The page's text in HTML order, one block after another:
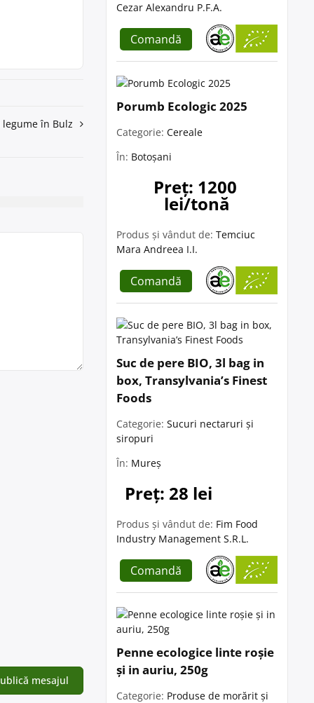
legume în Bulz
Cezar Alexandru P.F.A.
Comandă
Porumb Ecologic 2025
Categorie: Cereale
În: Botoșani
Preț: 1200
lei/tonă
Produs și vândut de: Temciuc
Mara Andreea I.I.
Comandă
Suc de pere BIO, 3l bag in
box, Transylvania’s Finest
Foods
Categorie: Sucuri nectaruri și
siropuri
În: Mureș
Preț: 28 lei
Produs și vândut de: Fim Food
Industry Management S.R.L.
Comandă
Penne ecologice linte roșie
și in auriu, 250g
Categorie: Produse de morărit și